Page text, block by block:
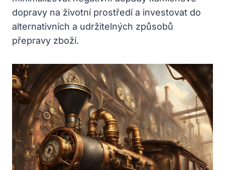
dopravy na životní prostředí a investovat do
alternativních a udržitelných způsobů
přepravy zboží.